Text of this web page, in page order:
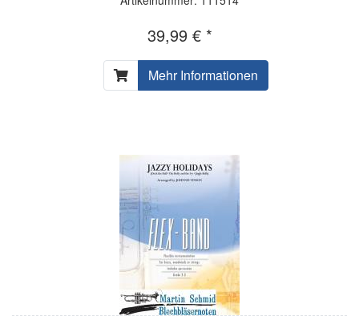
39,99 € *
Mehr Informationen